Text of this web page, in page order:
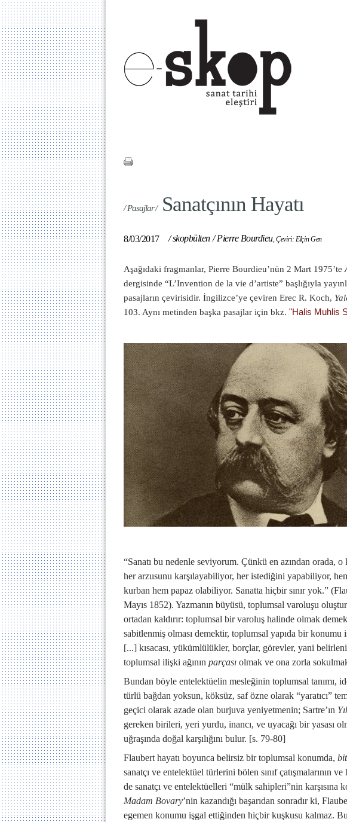
/ Pasajlar /Sanatçının Hayatı
8/03/2017 /skopbülten /Pierre Bourdieu,Çeviri: Elçin Gen
Aşağıdaki fragmanlar, Pierre Bourdieu’nün 2 Mart 1975’te
dergisinde “L’Invention de la vie d’artiste” başlığıyla
pasajların çevirisidir. İngilizce’ye çeviren Erec R. Koch,
103. Aynı metinden başka pasajlar için bkz. "Halis Muhlis
“Sanatı bu nedenle seviyorum. Çünkü en azından orada,
her arzusunu karşılayabiliyor, her istediğini yapabiliyor,
kurban hem papaz olabiliyor. Sanatta hiçbir sınır yok.”
Mayıs 1852). Yazmanın büyüsü, toplumsal varoluşu
ortadan kaldırır: toplumsal bir varoluş halinde olmak
sabitlenmiş olması demektir, toplumsal yapıda bir
[...] kısacası, yükümlülükler, borçlar, görevler, yani
toplumsal ilişki ağının parçası olmak ve ona zorla
Bundan böyle entelektüelin mesleğinin toplumsal tanımı,
türlü bağdan yoksun, köksüz, saf özne olarak “yaratıcı”
geçici olarak azade olan burjuva yeniyetmenin; Sartre’ın
gereken birileri, yeri yurdu, inancı, ve uyacağı bir yasası
uğraşında doğal karşılığını bulur. [s. 79-80]
Flaubert hayatı boyunca belirsiz bir toplumsal konumda,
sanatçı ve entelektüel türlerini bölen sınıf çatışmalarının
de sanatçı ve entelektüelleri “mülk sahipleri”nin karşısına
Madam Bovary’nin kazandığı başarıdan sonradır ki,
egemen konumu işgal ettiğinden hiçbir kuşkusu kalmaz.